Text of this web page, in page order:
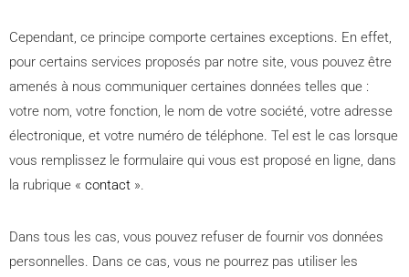
Cependant, ce principe comporte certaines exceptions. En effet,
pour certains services proposés par notre site, vous pouvez être
amenés à nous communiquer certaines données telles que :
votre nom, votre fonction, le nom de votre société, votre adresse
électronique, et votre numéro de téléphone. Tel est le cas lorsque
vous remplissez le formulaire qui vous est proposé en ligne, dans
la rubrique « contact ».
Dans tous les cas, vous pouvez refuser de fournir vos données
personnelles. Dans ce cas, vous ne pourrez pas utiliser les